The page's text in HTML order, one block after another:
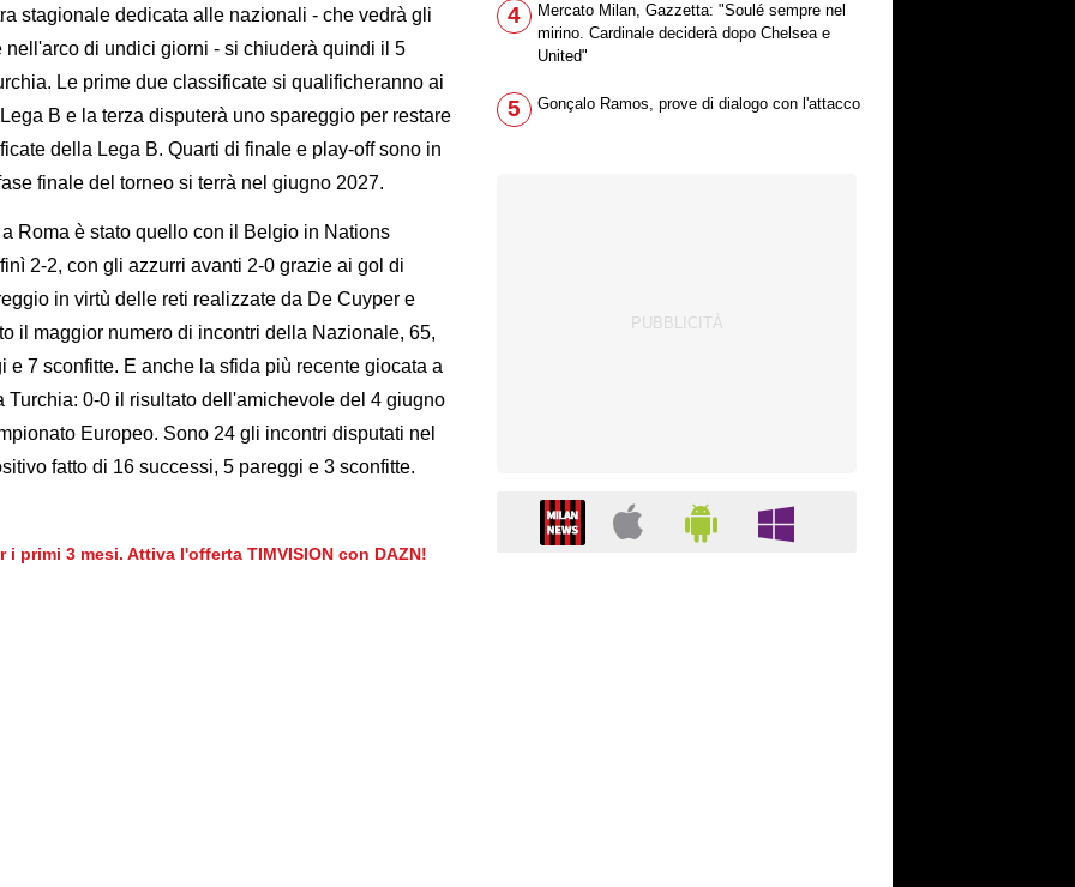
stagionale dedicata alle nazionali - che vedrà gli
di undici giorni - si chiuderà quindi il 5
Le prime due classificate si qualificheranno ai
B e la terza disputerà uno spareggio per restare
della Lega B. Quarti di finale e play-off sono in
finale del torneo si terrà nel giugno 2027.
Roma è stato quello con il Belgio in Nations
2-2, con gli azzurri avanti 2-0 grazie ai gol di
in virtù delle reti realizzate da De Cuyper e
il maggior numero di incontri della Nazionale, 65,
7 sconfitte. E anche la sfida più recente giocata a
0-0 il risultato dell'amichevole del 4 giugno
Europeo. Sono 24 gli incontri disputati nel
fatto di 16 successi, 5 pareggi e 3 sconfitte.
i primi 3 mesi. Attiva l'offerta TIMVISION con DAZN!
4
Mercato Milan, Gazzetta: "Soulé sempre nel
mirino. Cardinale deciderà dopo Chelsea e
United"
5 Gonçalo Ramos, prove di dialogo con l'attacco